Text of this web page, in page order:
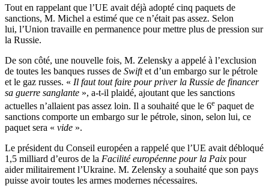
Tout en rappelant que l’UE avait déjà adopté cinq paquets de
sanctions, M. Michel a estimé que ce n’était pas assez. Selon
lui, l’Union travaille en permanence pour mettre plus de pression sur
la Russie.
De son côté, une nouvelle fois, M. Zelensky a appelé à l’exclusion
de toutes les banques russes de Swiftet d’un embargo sur le pétrole
et le gaz russes. « Il faut tout faire pour priver la Russie de financer
sa guerre sanglante », a-t-il plaidé, ajoutant que les sanctions
actuelles n’allaient pas assez loin. Il a souhaité que le 6e paquet de
sanctions comporte un embargo sur le pétrole, sinon, selon lui, ce
paquet sera « vide ».
Le président du Conseil européen a rappelé que l’UE avait débloqué
1,5 milliard d’euros de la Facilité européenne pour la Paix pour
aider militairement l’Ukraine. M. Zelensky a souhaité que son pays
puisse avoir toutes les armes modernes nécessaires.